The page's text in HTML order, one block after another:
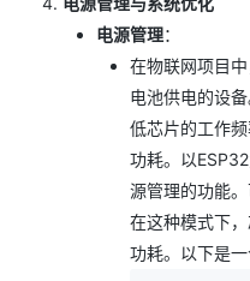
电源管理：
在物联网项目
电池供电的设
低芯片的工作
功耗。以
源管理的功能。
在这种模式下
功耗。以下是一